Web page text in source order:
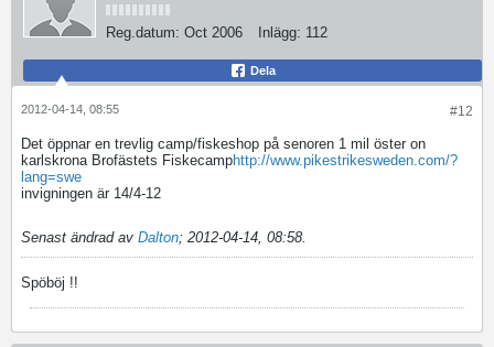
Reg.datum: Oct 2006 Inlägg: 112
Dela
#12
2012-04-14, 08:55
Det öppnar en trevlig camp/fiskeshop på senoren 1 mil öster on
karlskrona Brofästets Fiskecamphttp://www.pikestrikesweden.com/?
lang=swe
invigningen är 14/4-12
Senast ändrad av Dalton; 2012-04-14, 08:58.
Spöböj !!